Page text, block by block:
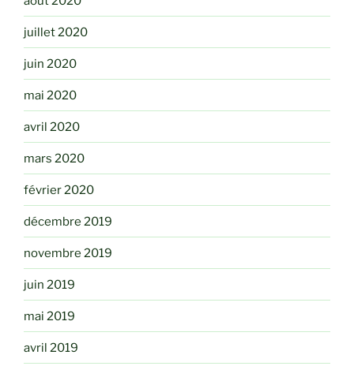
juillet 2020
juin 2020
mai 2020
avril 2020
mars 2020
février 2020
décembre 2019
novembre 2019
juin 2019
mai 2019
avril 2019